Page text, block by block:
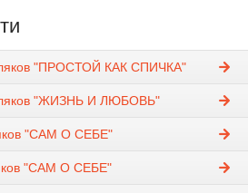
"ПРОСТОЙ КАК СПИЧКА"
"ЖИЗНЬ И ЛЮБОВЬ"
"САМ О СЕБЕ"
"САМ О СЕБЕ"